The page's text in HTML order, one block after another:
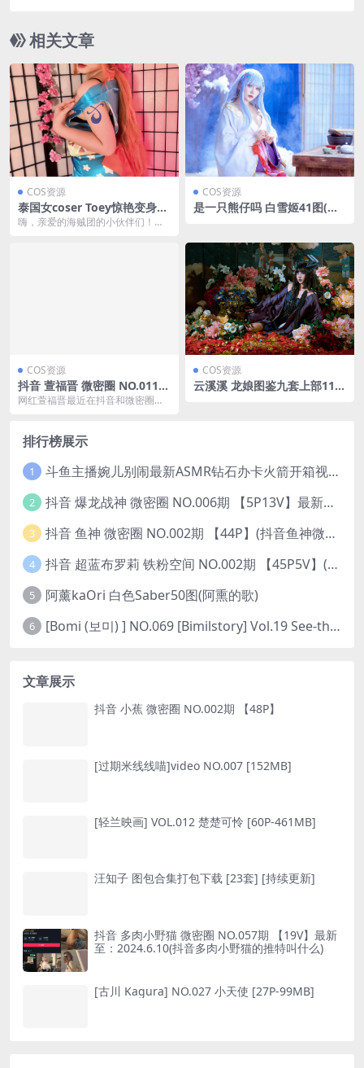
相关文章
COS资源
泰国女coser Toey惊艳变身
《海贼王》娜美，现实版“小贼
嗨，亲爱的海贼团的小伙伴们！今
COS资源
是一只熊仔吗 白雪姬41图(是
COS资源
抖音 萱福晋 微密圈 NO.011期
【11P1V】最新至：2023.10.
网红萱福晋最近在抖音和微密圈发
COS资源
云溪溪 龙娘图鉴九套上部119
排行榜展示
1 斗鱼主播婉儿别闹最新ASMR钻石办卡火箭开箱视频+音频合集-47个资源打包下载 [39V-10.1GB]
2 抖音 爆龙战神 微密圈 NO.006期 【5P13V】最新至：2023.6.7(暴龙神和战龙皇)
3 抖音 鱼神 微密圈 NO.002期 【44P】(抖音鱼神微密猫)
4 抖音 超蓝布罗莉 铁粉空间 NO.002期 【45P5V】(抖音超蓝布罗利是真的吗)
5 阿薰kaOri 白色Saber50图(阿熏的歌)
6 [Bomi (보미) ] NO.069 [Bimilstory] Vol.19 See-through lingerie
文章展示
抖音 小蕉 微密圈 NO.002期 【48P】
[过期米线线喵]video NO.007 [152MB]
[轻兰映画] VOL.012 楚楚可怜 [60P-461MB]
汪知子 图包合集打包下载 [23套] [持续更新]
抖音 多肉小野猫 微密圈 NO.057期 【19V】最新
至：2024.6.10(抖音多肉小野猫的推特叫什么)
[古川 Kagura] NO.027 小天使 [27P-99MB]